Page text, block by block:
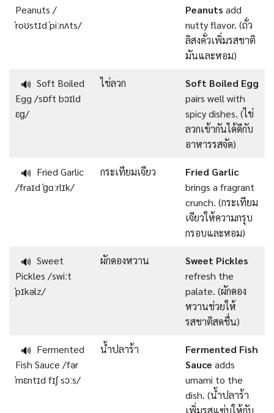
Peanuts /
ˈroʊstɪd ˈpiːnʌts/
Peanuts add
nutty flavor. (ถั่ว
ลิสงคั่วเพิ่มรสชาติ
มันและหอม)
🔊 Soft Boiled
Egg /sɒft bɔɪld
ɛɡ/
ไข่ลวก
Soft Boiled Egg
pairs well with
spicy dishes. (ไข่
ลวกเข้ากันได้ดีกับ
อาหารรสจัด)
🔊 Fried Garlic
/fraɪd ˈɡɑːrlɪk/
กระเทียมเจียว
Fried Garlic
brings a fragrant
crunch. (กระเทียม
เจียวให้ความกรุบ
กรอบและหอม)
🔊 Sweet
Pickles /swiːt
ˈpɪkəlz/
ผักดองหวาน
Sweet Pickles
refresh the
palate. (ผักดอง
หวานช่วยให้
รสชาติสดชื่น)
🔊 Fermented
Fish Sauce /fər
ˈmɛntɪd fɪʃ sɔːs/
น้ำปลาร้า
Fermented Fish
Sauce adds
umami to the
dish. (น้ำปลาร้า